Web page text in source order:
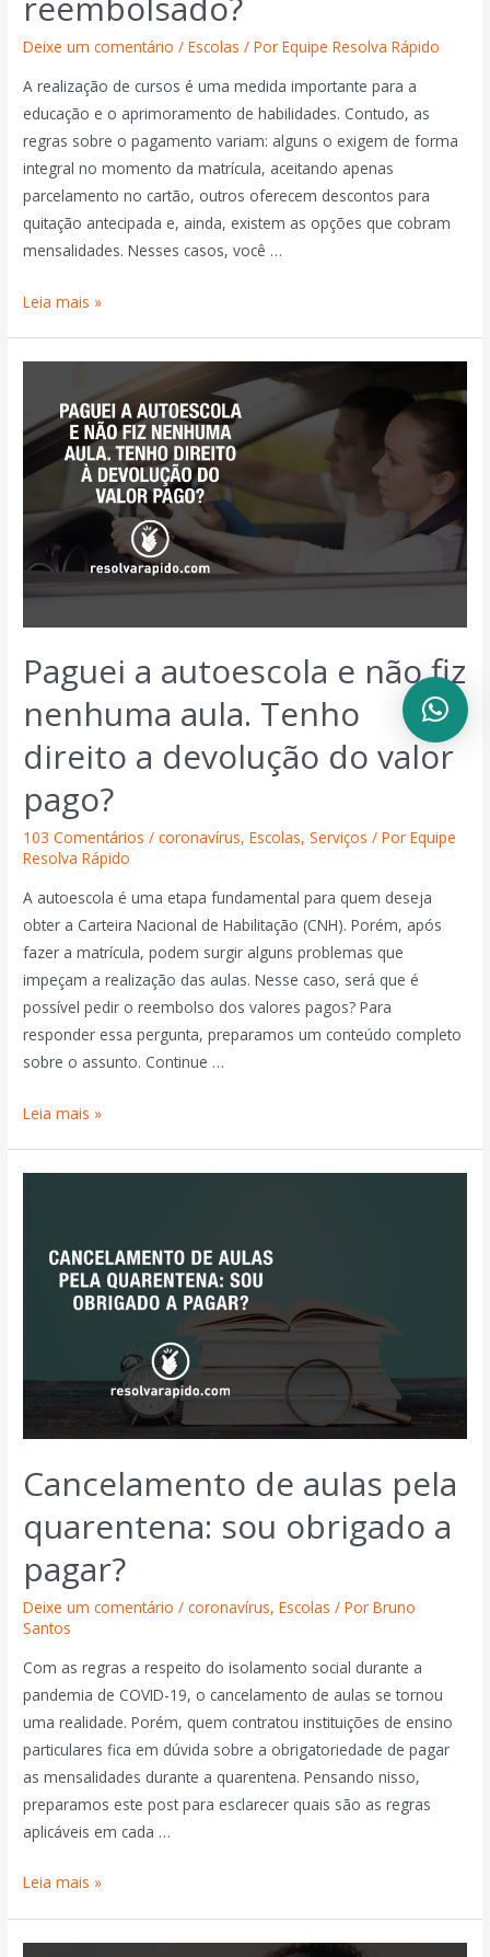
Deixe um comentário /Escolas / PorEquipe Resolva Rápido
A realização de cursos é uma medida importante para a
educação e o aprimoramento de habilidades. Contudo, as
regras sobre o pagamento variam: alguns o exigem de forma
integral no momento da matrícula, aceitando apenas
parcelamento no cartão, outros oferecem descontos para
quitação antecipada e, ainda, existem as opções que cobram
mensalidades. Nesses casos, você …
Leia mais »
Paguei a autoescola e não fiz
nenhuma aula. Tenho
direito a devolução do valor
pago?
103 Comentários /coronavírus,Escolas,Serviços / PorEquipe
Resolva Rápido
A autoescola é uma etapa fundamental para quem deseja
obter a Carteira Nacional de Habilitação (CNH). Porém, após
fazer a matrícula, podem surgir alguns problemas que
impeçam a realização das aulas. Nesse caso, será que é
possível pedir o reembolso dos valores pagos? Para
responder essa pergunta, preparamos um conteúdo completo
sobre o assunto. Continue …
Leia mais »
Cancelamento de aulas pela
quarentena: sou obrigado a
pagar?
Deixe um comentário /coronavírus,Escolas / PorBruno
Santos
Com as regras a respeito do isolamento social durante a
pandemia de COVID-19, o cancelamento de aulas se tornou
uma realidade. Porém, quem contratou instituições de ensino
particulares fica em dúvida sobre a obrigatoriedade de pagar
as mensalidades durante a quarentena. Pensando nisso,
preparamos este post para esclarecer quais são as regras
aplicáveis em cada …
Leia mais »